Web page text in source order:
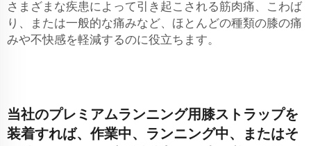
さまざまな疾患によって引き起こされる筋肉痛、こわば
り、または一般的な痛みなど、ほとんどの種類の膝の痛
みや不快感を軽減するのに役立ちます。
当社のプレミアムランニング用膝ストラップを
装着すれば、作業中、ランニング中、またはそ